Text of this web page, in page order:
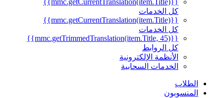
{{mmc.getCurrentTranslation(item.Title)}}
كل الخدمات
{{mmc.getCurrentTranslation(item.Title)}}
كل الخدمات
{{mmc.getTrimmedTranslation(item.Title, 45)}}
كل الروابط
الأنظمة الإلكترونية
الخدمات السحابية
الطلاب
المنسوبون